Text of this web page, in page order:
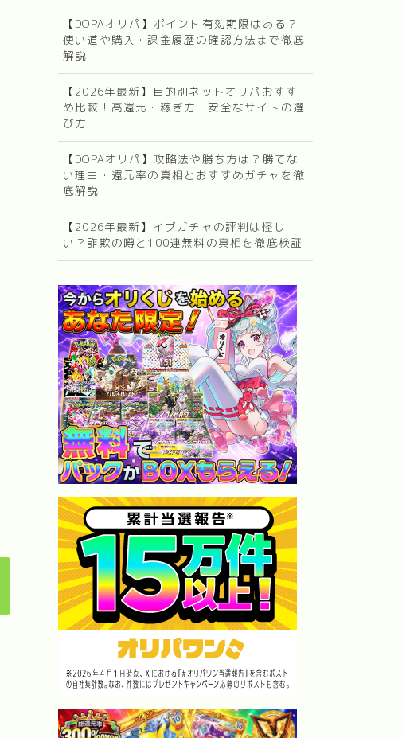
【DOPAオリパ】ポイント有効期限はある？
使い道や購入・課金履歴の確認方法まで徹底
解説
【2026年最新】目的別ネットオリパおすす
め比較！高還元・稼ぎ方・安全なサイトの選
び方
【DOPAオリパ】攻略法や勝ち方は？勝てな
い理由・還元率の真相とおすすめガチャを徹
底解説
【2026年最新】イブガチャの評判は怪し
い？詐欺の噂と100連無料の真相を徹底検証